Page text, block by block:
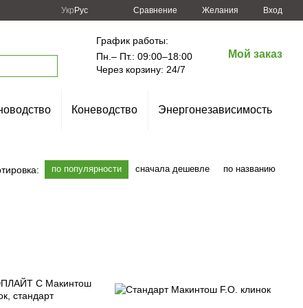
Укр Рус Сравнение Желания Вход
График работы:
Пн.– Пт.: 09:00–18:00
Через корзину: 24/7
Мой заказ
Коневодство Энергонезависимость
по популярности сначала дешевле по названию